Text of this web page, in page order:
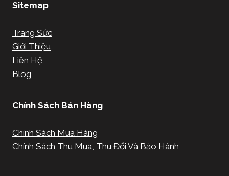
Sitemap
Trang Sức
Giới Thiệu
Liên Hệ
Blog
Chính Sách Bán Hàng
Chính Sách Mua Hàng
Chính Sách Thu Mua, Thu Đổi Và Bảo Hành